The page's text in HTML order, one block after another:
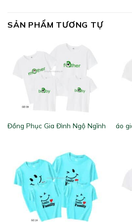
SẢN PHẨM TƯƠNG TỰ
Đồng Phục Gia Đình Ngộ Ngĩnh áo